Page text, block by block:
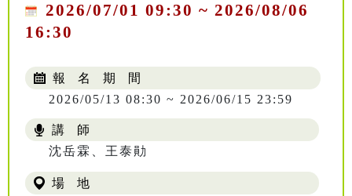
2026/07/01 09:30 ~ 2026/08/06
16:30
報 名 期 間
2026/05/13 08:30 ~ 2026/06/15 23:59
講 師
沈岳霖、王泰勛
場 地